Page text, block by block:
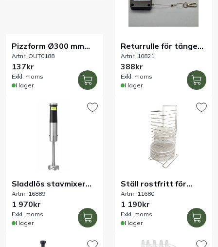
Pizzform Ø300 mm
PFAS-fri nonstick 2:a
sort
Artnr. OUT0188
137kr
Exkl. moms
I lager
Returrulle för tänger
3 m
Artnr. 10821
388kr
Exkl. moms
I lager
Sladdlös stavmixer
150W
Artnr. 16889
1 970kr
Exkl. moms
I lager
Ställ rostfritt för
pizza- och pajformar
15 nivåer
Artnr. 11680
1 190kr
Exkl. moms
I lager